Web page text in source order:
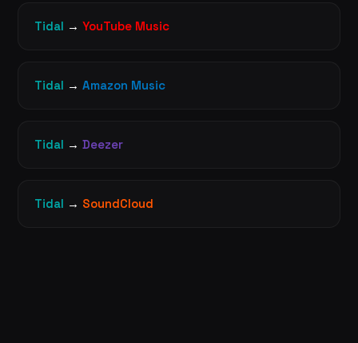
Tidal → YouTube Music
Tidal → Amazon Music
Tidal → Deezer
Tidal → SoundCloud